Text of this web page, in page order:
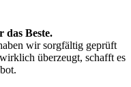
das Beste.
wir sorgfältig geprüft
überzeugt, schafft es